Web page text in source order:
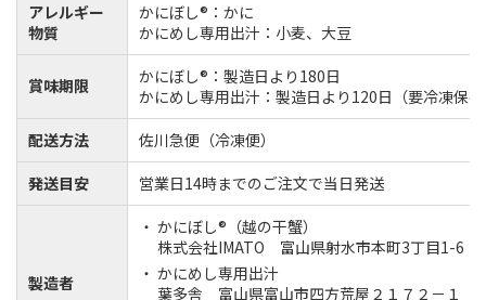
アレルギー
物質
かにぼし®：かに
かにめし専用出汁：小麦、大豆
賞味期限
かにぼし®：製造日より180日
かにめし専用出汁：製造日より120日（要冷凍保
配送方法
佐川急便（冷凍便）
発送目安
営業日14時までのご注文で当日発送
製造者
かにぼし®（越の干蟹）
株式会社IMATO 富山県射水市本町3丁目1-6
かにめし専用出汁
葉多舎 富山県富山市四方荒屋２１７２－１